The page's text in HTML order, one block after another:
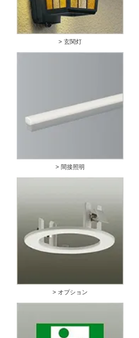
> 玄関灯
> 間接照明
> オプション